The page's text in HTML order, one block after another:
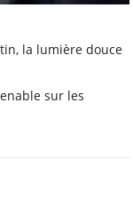
la lumière douce
sur les